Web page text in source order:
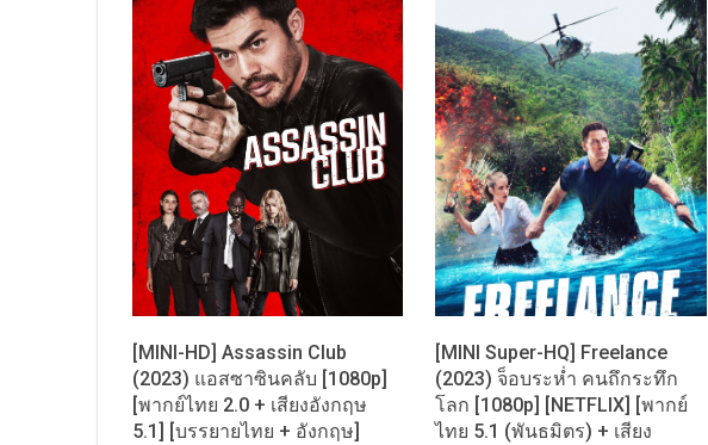
[MINI-HD] Assassin Club
(2023) แอสซาซินคลับ [1080p]
[พากย์ไทย 2.0 + เสียงอังกฤษ
5.1] [บรรยายไทย + อังกฤษ]
[MINI Super-HQ] Freelance
(2023) จ็อบระห่ำ คนถึกระทึก
โลก [1080p] [NETFLIX] [พากย์
ไทย 5.1 (พันธมิตร) + เสียง